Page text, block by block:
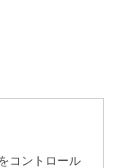
コントロール